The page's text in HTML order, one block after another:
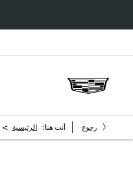
رجوع أنت هنا: الرئيسية >